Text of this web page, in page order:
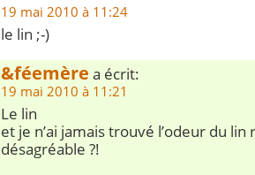
19 mai 2010 à 11:24
le lin ;-)
&féemère a écrit:
19 mai 2010 à 11:21
Le lin
et je n’ai jamais trouvé l’odeur du lin
désagréable ?!